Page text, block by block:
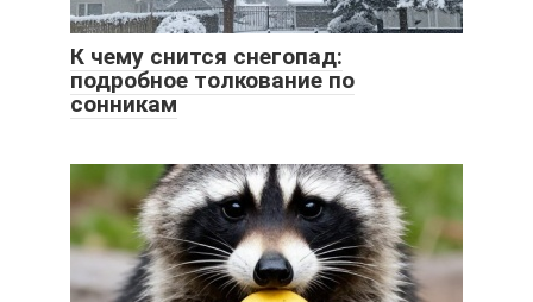
К чему снится снегопад:
подробное толкование по
сонникам